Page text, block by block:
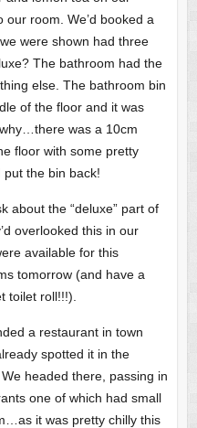
room. We’d booked a
were shown had three
The bathroom had the
else. The bathroom bin
of the floor and it was
was a 10cm
floor with some pretty
the bin back!
the “deluxe” part of
overlooked this in our
available for this
tomorrow (and have a
toilet roll!!!).
a restaurant in town
spotted it in the
headed there, passing in
one of which had small
it was pretty chilly this